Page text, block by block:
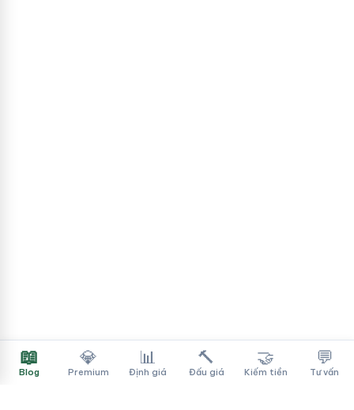
📖
Blog
💎
Premium
📊
Định giá
🔨
Đấu giá
🤝
Kiếm tiền
💬
Tư vấn